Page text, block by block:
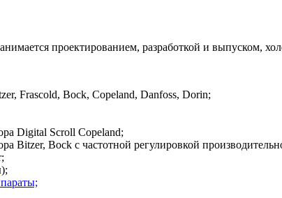
проектированием, разработкой и выпуском,
Frascold, Bock, Copeland, Danfoss, Dorin;
Digital Scroll Copeland;
Bitzer, Bock с частотной регулировкой